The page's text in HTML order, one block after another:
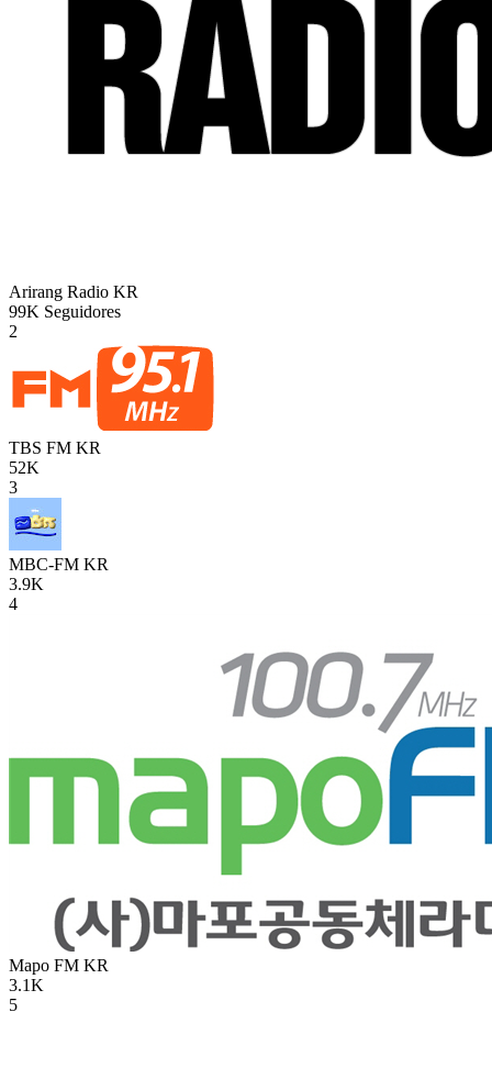
Arirang Radio KR
99K Seguidores
2
TBS FM KR
52K
3
MBC-FM KR
3.9K
4
Mapo FM KR
3.1K
5